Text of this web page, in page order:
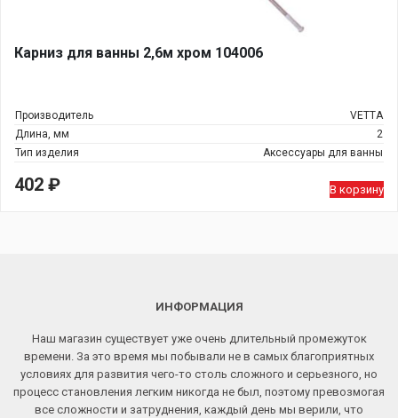
Карниз для ванны 2,6м хром 104006
Производитель
VETTA
Длина, мм
2
Тип изделия
Аксессуары для ванны
402 ₽ В корзину
ИНФОРМАЦИЯ
Наш магазин существует уже очень длительный промежуток
времени. За это время мы побывали не в самых благоприятных
условиях для развития чего-то столь сложного и серьезного, но
процесс становления легким никогда не был, поэтому превозмогая
все сложности и затруднения, каждый день мы верили, что